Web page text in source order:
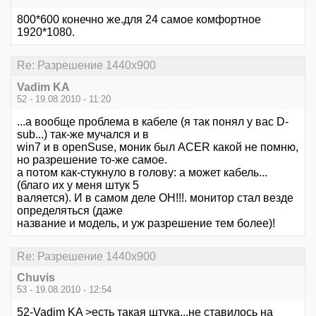
800*600 конечно же.для 24 самое комфортное
1920*1080.
Re: Разрешение 1440х900
Vadim KA
52 - 19.08.2010 - 11:20
...а вообще проблема в кабеле (я так понял у вас D-
sub...) так-же мучался и в
win7 и в openSuse, моник был ACER какой не помню,
но разрешение то-же самое.
а потом как-стукнуло в голову: а может кабель...
(благо их у меня штук 5
валяется). И в самом деле ОН!!!. монитор стал везде
определяться (даже
название и модель, и уж разрешение тем более)!
Re: Разрешение 1440х900
Chuvis
53 - 19.08.2010 - 12:54
52-Vadim KA >есть такая штука...не ставилось на